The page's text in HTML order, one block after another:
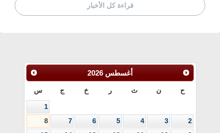
قراءة كل الأخبار
أغسطس 2026
ح ن ث ر خ ج س
1
2
3
4
5
6
7
8